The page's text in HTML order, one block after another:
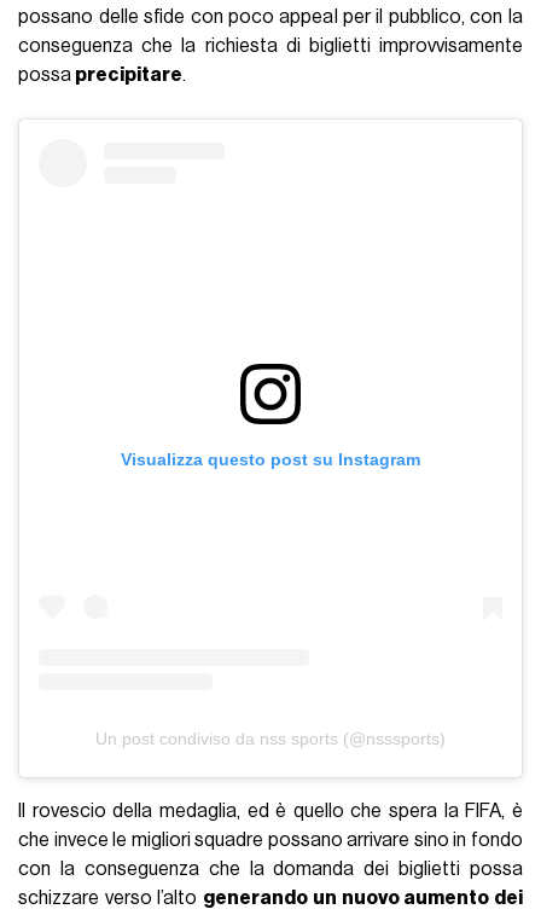
possano delle sfide con poco appeal per il pubblico, con la
conseguenza che la richiesta di biglietti improvvisamente
possa precipitare.
Visualizza questo post su Instagram
Un post condiviso da nss sports (@nsssports)
Il rovescio della medaglia, ed è quello che spera la FIFA, è
che invece le migliori squadre possano arrivare sino in fondo
con la conseguenza che la domanda dei biglietti possa
schizzare verso l’alto generando un nuovo aumento dei